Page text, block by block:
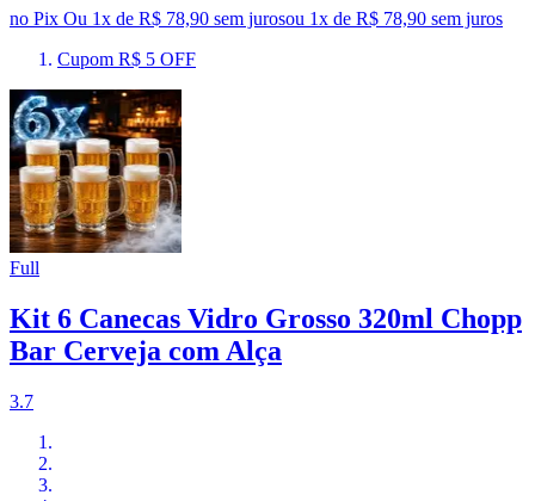
no Pix Ou 1x de R$ 78,90 sem jurosou 1x de R$ 78,90 sem juros
Cupom R$ 5 OFF
Full
Kit 6 Canecas Vidro Grosso 320ml Chopp
Bar Cerveja com Alça
3.7